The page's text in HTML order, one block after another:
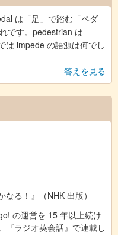
は「足」で踏む「ペダ
です。pedestrian は
は impede の語源は何でし
答えを見る
る！』（NHK 出版）
の運営を 15 年以上続け
『ラジオ英会話』で連載し